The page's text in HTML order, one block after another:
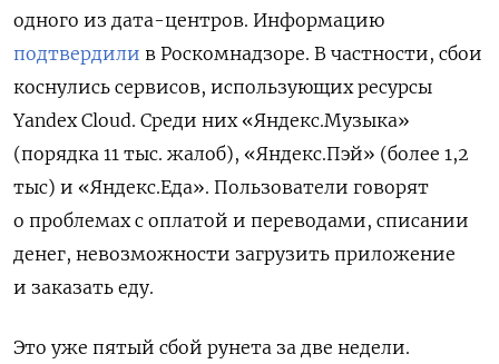
одного из дата-центров. Информацию
подтвердили в Роскомнадзоре. В частности, сбои
коснулись сервисов, использующих ресурсы
Yandex Cloud. Среди них«Яндекс.Музыка»
(порядка 11 тыс. жалоб), «Яндекс.Пэй» (более 1,2
тыс) и «Яндекс.Еда». Пользователи говорят
о проблемах с оплатой и переводами, списании
денег, невозможности загрузить приложение
и заказать еду.
Это уже пятый сбой рунета за две недели.